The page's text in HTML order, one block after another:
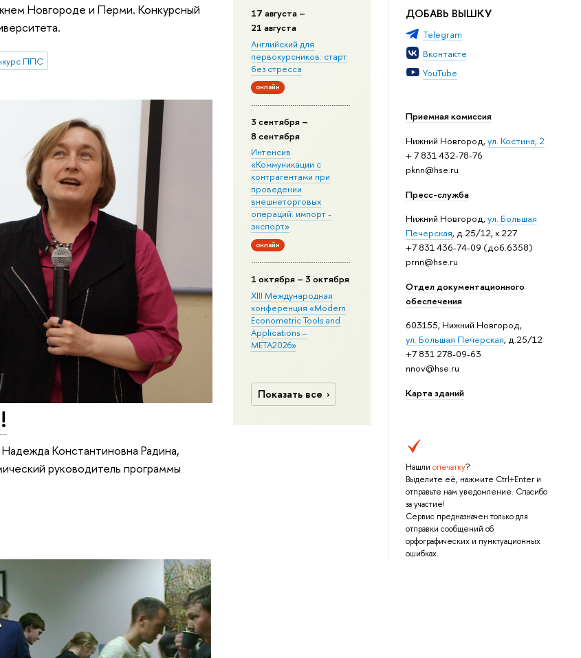
ДОБАВЬ ВЫШКУ
Telegram
Вконтакте
YouTube
Приемная комиссия
Нижний Новгород,ул. Костина, 2
+ 7 831 432-78-76
pknn@hse.ru
Пресс-служба
Нижний Новгород,ул. Большая
Печерская, д.25/12, к.227
+7 831 436-74-09 (доб.6358)
prnn@hse.ru
Отдел документационного
обеспечения
603155, Нижний Новгород,
ул. Большая Печерская, д.25/12
+7 831 278-09-63
nnov@hse.ru
Карта зданий
Нашли опечатку?
Выделите её, нажмите Ctrl+Enter и
отправьте нам уведомление. Спасибо
за участие!
Сервис предназначен только для
отправки сообщений об
орфографических и пунктуационных
ошибках.
17 августа –
21 августа
Английский для
первокурсников: старт
без стресса
онлайн
3 сентября –
8 сентября
Интенсив
«Коммуникации с
контрагентами при
проведении
внешнеторговых
операций: импорт -
экспорт»
онлайн
1 октября – 3 октября
XIII Международная
конференция «Modern
Econometric Tools and
Applications –
META2026»
Показать все
Новгороде и Перми. Конкурсный
ППС
Константиновна Радина,
руководитель программы